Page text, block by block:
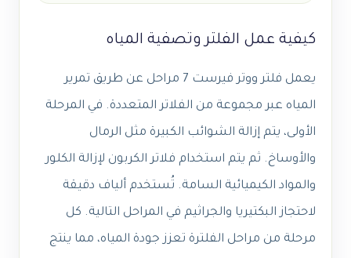
كيفية عمل الفلتر وتصفية المياه
يعمل فلتر ووتر فيرست 7 مراحل عن طريق تمرير
المياه عبر مجموعة من الفلاتر المتعددة. في المرحلة
الأولى، يتم إزالة الشوائب الكبيرة مثل الرمال
والأوساخ. ثم يتم استخدام فلاتر الكربون لإزالة الكلور
والمواد الكيميائية السامة. تُستخدم ألياف دقيقة
لاحتجاز البكتيريا والجراثيم في المراحل التالية. كل
مرحلة من مراحل الفلترة تعزز جودة المياه، مما ينتج